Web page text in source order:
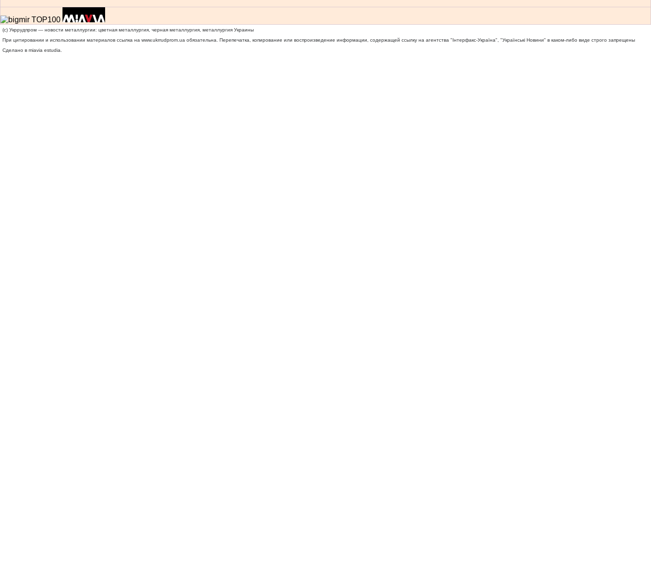
(c) Укррудпром — новости металлургии: цветная металлургия, черная металлургия, металлургия Украины
При цитировании и использовании материалов ссылка на www.ukrrudprom.ua обязательна. Перепечатка, копирование или воспроизведение информации, содержащей ссылку на агентства "Iнтерфакс-Україна", "Українськi Новини" в каком-либо виде строго запрещены
Сделано в miavia estudia.